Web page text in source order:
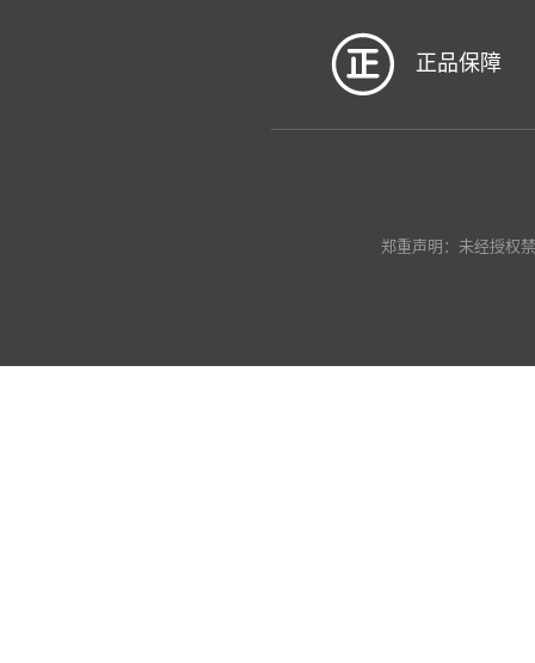
正品保障
郑重声明：未经授权